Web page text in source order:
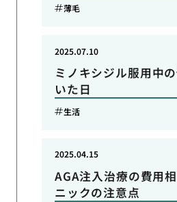
薄毛
ミノキシジル服用中
いた日
2025.07.10
生活
AGA注入治療の費用
ニックの注意点
2025.04.15